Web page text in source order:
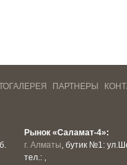
ПАРТНЕРЫ
Рынок «Саламат-4»:
г. Алматы , бутик №1:
тел.: ,